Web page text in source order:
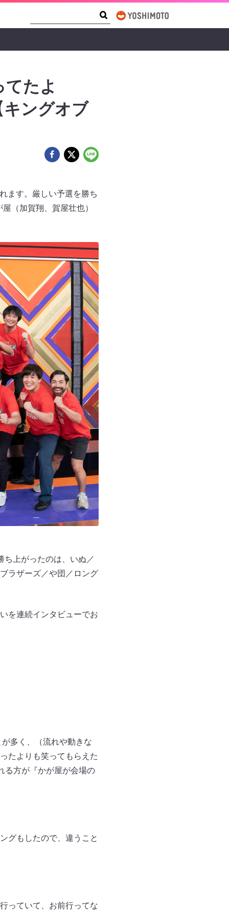
たよ
ングオブ
ます。厳しい予選を勝ち
（加賀翔、賀屋壮也）
ち上がったのは、いぬ／
ラザーズ／や団／ロング
を連続インタビューでお
多く、（流れや動きな
たよりも笑ってもらえた
る方が『かが屋が会場の
グもしたので、違うこと
ていて、お前行ってな